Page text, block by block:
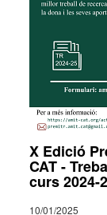
X Edició
CAT -
curs 2024-
10/01/2025